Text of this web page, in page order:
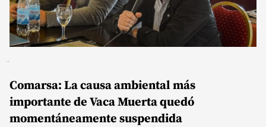
Comarsa: La causa ambiental más
importante de Vaca Muerta quedó
momentáneamente suspendida